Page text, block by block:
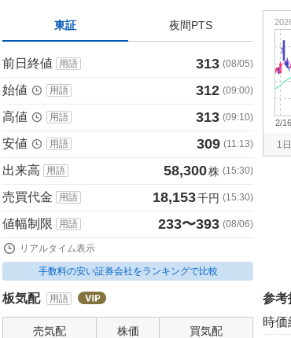
値
東証 夜間PTS
前日終値 用語 313 (08/05)
始値 用語 312 (09:00)
高値 用語 313 (09:10)
安値 用語 309 (11:13)
出来高 用語 58,300株 (15:30)
売買代金 用語 18,153千円 (15:30)
値幅制限 用語 233〜393 (08/06)
リアルタイム表示
手数料の安い証券会社をランキングで比較
1日
2/16
板気配 用語
売気配 株価 買気配
参考
時価